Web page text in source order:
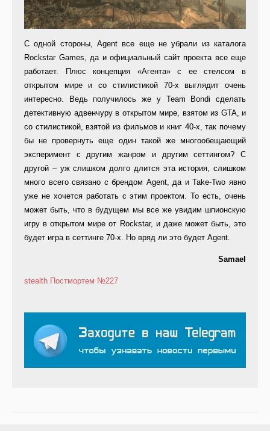
С одной стороны, Agent все еще не убрали из каталога
Rockstar Games, да и официальный сайт проекта все еще
работает. Плюс концепция «Агента» с ее стелсом в
открытом мире и со стилистикой 70-х выглядит очень
интересно. Ведь получилось же у Team Bondi сделать
детективную адвенчуру в открытом мире, взятом из GTA, и
со стилистикой, взятой из фильмов и книг 40-х, так почему
бы не провернуть еще один такой же многообещающий
эксперимент с другим жанром и другим сеттингом? С
другой – уж слишком долго длится эта история, слишком
много всего связано с брендом Agent, да и Take-Two явно
уже не хочется работать с этим проектом. То есть, очень
может быть, что в будущем мы все же увидим шпионскую
игру в открытом мире от Rockstar, и даже может быть, это
будет игра в сеттинге 70-х. Но вряд ли это будет Agent.
Samael
stealth Постмортем №227